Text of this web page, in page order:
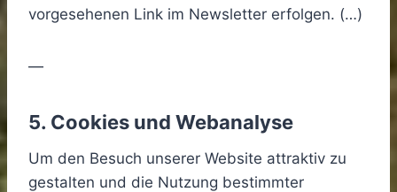
vorgesehenen Link im Newsletter erfolgen. (…)
—
5. Cookies und Webanalyse
Um den Besuch unserer Website attraktiv zu
gestalten und die Nutzung bestimmter